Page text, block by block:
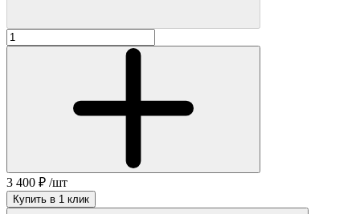
3 400 ₽ /шт
Купить в 1 клик